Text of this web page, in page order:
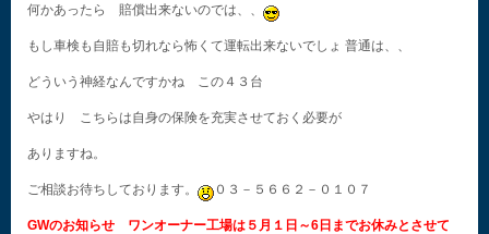
何かあったら 賠償出来ないのでは、、
もし車検も自賠も切れなら怖くて運転出来ないでしょ 普通は、、
どういう神経なんですかね この４３台
やはり こちらは自身の保険を充実させておく必要が
ありますね。
ご相談お待ちしております。 ０３－５６６２－０１０７
GWのお知らせ ワンオーナー工場は５月１日～6日までお休みとさせて